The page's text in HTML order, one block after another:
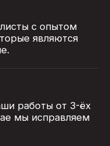
с опытом
являются
работы от 3-ёх
мы исправляем